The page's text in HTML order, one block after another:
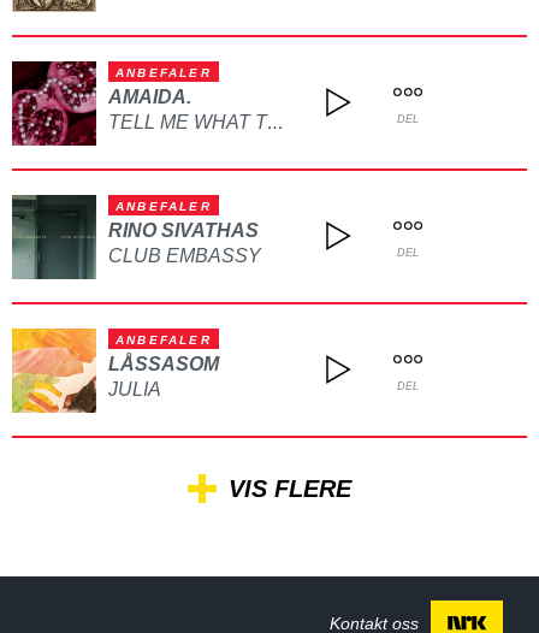
ANBEFALER
AMAIDA.
TELL ME WHAT TO DO DEL
ANBEFALER
RINO SIVATHAS
CLUB EMBASSY
DEL
ANBEFALER
LÅSSASOM
JULIA
DEL
VIS FLERE
Kontakt oss